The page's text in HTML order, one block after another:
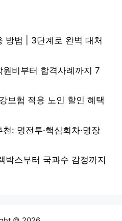
방법 | 3단계로 완벽 대처
비부터 합격사례까지 7
보험 적용 노인 할인 혜택
: 명전투·핵심회차·명장
박스부터 국과수 감정까지